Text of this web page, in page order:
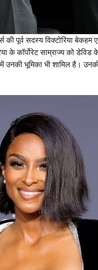
पूर्व सदस्य विक्टोरिया बेकहम
के कॉर्पोरेट साम्राज्य को
भूमिका भी शामिल है।